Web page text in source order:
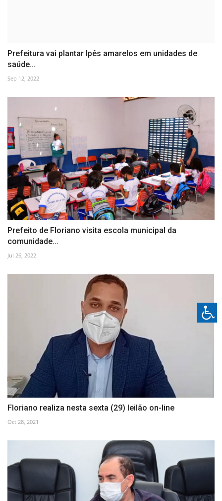
Prefeitura vai plantar Ipês amarelos em unidades de
saúde...
Sep 12, 2022
Prefeito de Floriano visita escola municipal da
comunidade...
Jul 26, 2022
Floriano realiza nesta sexta (29) leilão on-line
Oct 28, 2021